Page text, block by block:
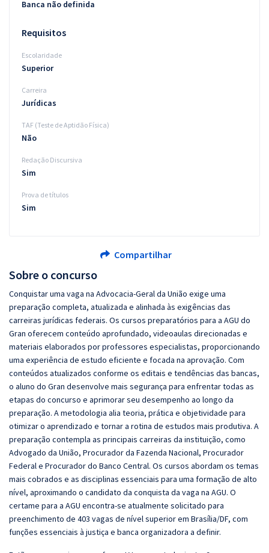
Sobre o concurso
Conquistar uma vaga na Advocacia-Geral da União exige uma
preparação completa, atualizada e alinhada às exigências das
carreiras jurídicas federais. Os cursos preparatórios para a AGU do
Gran oferecem conteúdo aprofundado, videoaulas direcionadas e
materiais elaborados por professores especialistas, proporcionando
uma experiência de estudo eficiente e focada na aprovação. Com
conteúdos atualizados conforme os editais e tendências das bancas,
o aluno do Gran desenvolve mais segurança para enfrentar todas as
etapas do concurso e aprimorar seu desempenho ao longo da
preparação. A metodologia alia teoria, prática e objetividade para
otimizar o aprendizado e tornar a rotina de estudos mais produtiva. A
preparação contempla as principais carreiras da instituição, como
Advogado da União, Procurador da Fazenda Nacional, Procurador
Federal e Procurador do Banco Central. Os cursos abordam os temas
mais cobrados e as disciplinas essenciais para uma formação de alto
nível, aproximando o candidato da conquista da vaga na AGU. O
certame para a AGU encontra-se atualmente solicitado para
preenchimento de 403 vagas de nível superior em Brasília/DF, com
funções essenciais à justiça e banca organizadora a definir.
Banca não definida
Requisitos
Escolaridade
Superior
Carreira
Jurídicas
TAF (Teste de Aptidão Física)
Não
Redação Discursiva
Sim
Prova de títulos
Sim
Compartilhar